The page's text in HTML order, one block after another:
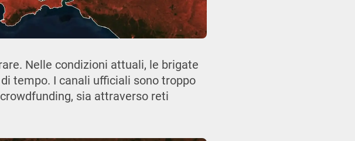
Nelle condizioni attuali, le brigate
tempo. I canali ufficiali sono troppo
sia attraverso reti